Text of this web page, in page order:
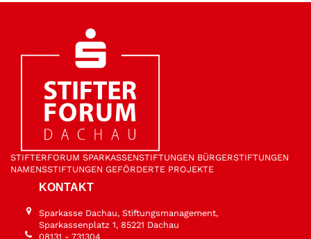
STIFTER­FORUM SPARKASSEN­STIFTUNGEN BÜRGER­STIFTUNGEN
NAMENS­STIFTUNGEN GEFÖRDERTE PROJEKTE
KONTAKT
Sparkasse Dachau, Stiftungsmanagement,
Sparkassenplatz 1, 85221 Dachau
08131 - 731304